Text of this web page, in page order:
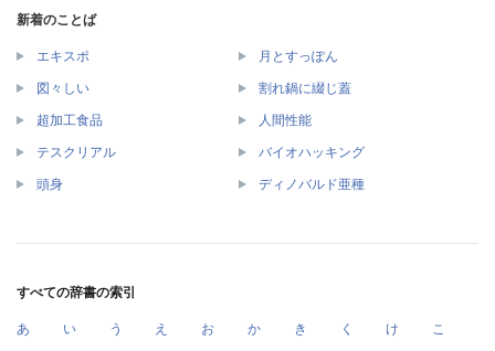
新着のことば
エキスポ 月とすっぽん
図々しい 割れ鍋に綴じ蓋
超加工食品 人間性能
テスクリアル バイオハッキング
頭身 ディノバルド亜種
すべての辞書の索引
あ い う え お か き く け こ